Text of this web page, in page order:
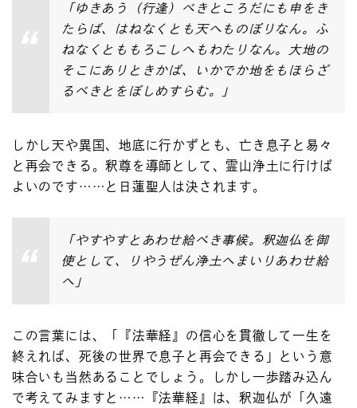
「ゆきあう（行逢）べきところだにも申をき
たらば、はねなくとも天へものぼりなん。ふ
ねなくとももろこしへもわたりなん。大地の
そこにありときかば、いかでか地をもほらざ
るべきとをぼしめすらむ。」
しかし天や異国、地底に行かずとも、亡き息子と易々
と再会できる。釈尊を導師として、霊山浄土に行けば
よいのです……と日蓮聖人は決されます。
「やすやすとあわせ給べき事候。釈迦仏を御
使として、りやうぜん浄土へまいりあわせ給
へ」
この言葉には、「『法華経』の信心を貫徹して一生を
終えれば、死後の世界で息子と再会できる」という意
味合いも当然あることでしょう。しかし一歩踏み込ん
で考えてみますと……『法華経』は、釈迦仏が「久遠